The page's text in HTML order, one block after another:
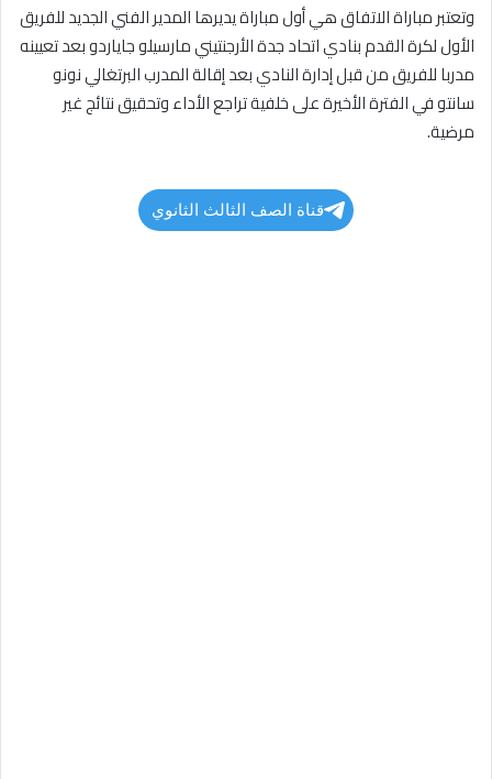
وتعتبر مباراة الاتفاق هي أول مباراة يديرها المدير الفني الجديد للفريق
الأول لكرة القدم بنادي اتحاد جدة الأرجنتيني مارسيلو جاياردو بعد تعيينه
مدربا للفريق من قبل إدارة النادي بعد إقالة المدرب البرتغالي نونو
سانتو في الفترة الأخيرة على خلفية تراجع الأداء وتحقيق نتائج غير
مرضية.
قناة الصف الثالث الثانوي